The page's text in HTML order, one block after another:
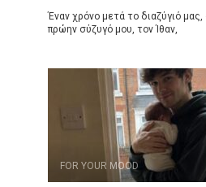
Έναν χρόνο μετά το διαζύγιό
πρώην σύζυγό μου, τον Ίθαν,
FOR YOUR MOOD